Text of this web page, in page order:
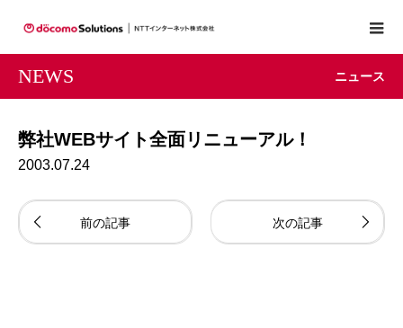
NEWS ニュース
弊社WEBサイト全面リニューアル！
2003.07.24